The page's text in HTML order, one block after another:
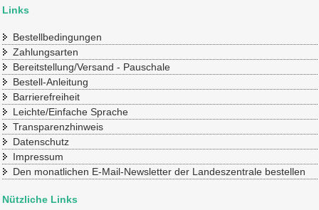
Links
Bestellbedingungen
Zahlungsarten
Bereitstellung/Versand - Pauschale
Bestell-Anleitung
Barrierefreiheit
Leichte/Einfache Sprache
Transparenzhinweis
Datenschutz
Impressum
Den monatlichen E-Mail-Newsletter der Landeszentrale bestellen
Nützliche Links